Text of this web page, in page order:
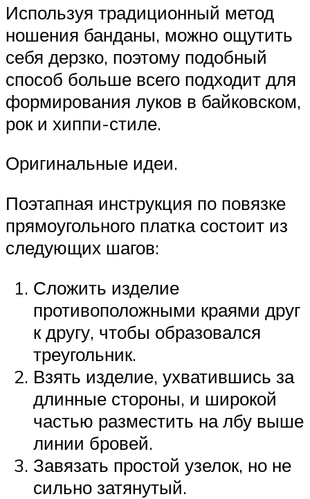
Используя традиционный метод
ношения банданы, можно ощутить
себя дерзко, поэтому подобный
способ больше всего подходит для
формирования луков в байковском,
рок и хиппи-стиле.
Оригинальные идеи.
Поэтапная инструкция по повязке
прямоугольного платка состоит из
следующих шагов:
Сложить изделие
противоположными краями друг
к другу, чтобы образовался
треугольник.
Взять изделие, ухватившись за
длинные стороны, и широкой
частью разместить на лбу выше
линии бровей.
Завязать простой узелок, но не
сильно затянутый.